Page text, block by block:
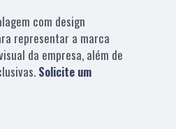
com design
representar a marca
da empresa, além de
Solicite um